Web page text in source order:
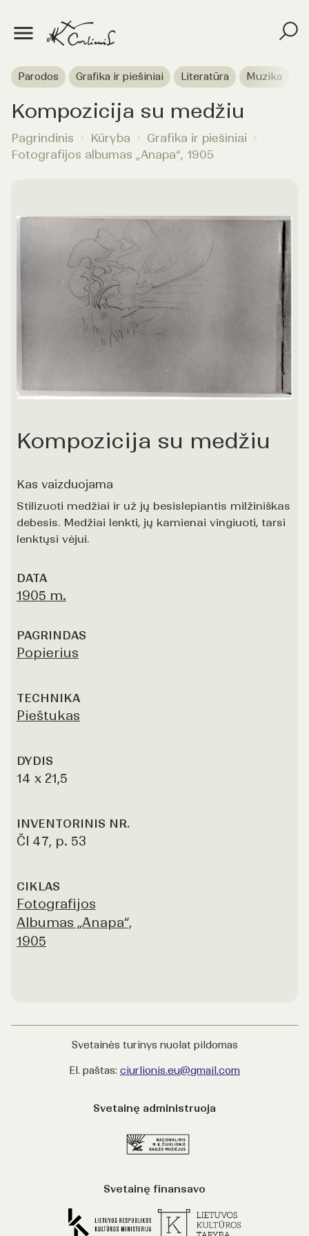
Parodos Grafika ir piešiniai Literatūra Muzika
Kompozicija su medžiu
Pagrindinis Kūryba
Grafika ir piešiniai
Fotografijos albumas „Anapa“, 1905
Kompozicija su medžiu
Kas vaizduojama
Stilizuoti medžiai ir už jų besislepiantis milžiniškas
debesis. Medžiai lenkti, jų kamienai vingiuoti, tarsi
lenktųsi vėjui.
DATA
1905 m.
PAGRINDAS
Popierius
TECHNIKA
Pieštukas
DYDIS
14 x 21,5
INVENTORINIS NR.
Čl 47, p. 53
CIKLAS
Fotografijos
Albumas „Anapa“,
1905
Svetainės turinys nuolat pildomas
El. paštas: ciurlionis.eu@gmail.com
Svetainę administruoja
Svetainę finansavo